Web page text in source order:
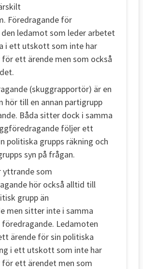
Föredragande för
ledamot som leder arbetet
i ett utskott som inte har
för ett ärende men som också
(skuggrapportör) är en
hör till en annan partigrupp
Båda sitter dock i samma
följer ett
politiska grupps räkning och
syn på frågan.
yttrande som
hör också alltid till
grupp än
men sitter inte i samma
Ledamoten
ärende för sin politiska
i ett utskott som inte har
för ett ärendet men som